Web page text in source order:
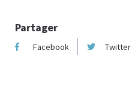
Partager
Facebook Twitter